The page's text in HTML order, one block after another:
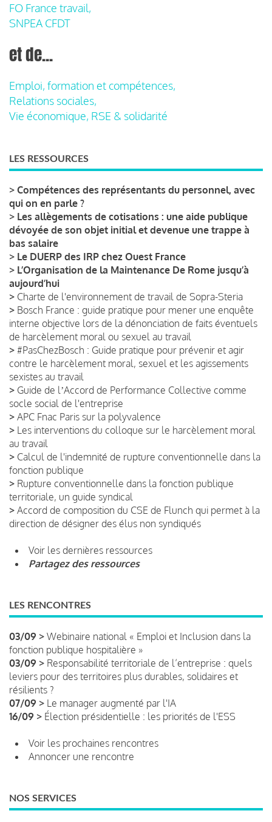
FO France travail,
SNPEA CFDT
et de...
Emploi, formation et compétences,
Relations sociales,
Vie économique, RSE & solidarité
LES RESSOURCES
> Compétences des représentants du personnel, avec
qui on en parle ?
> Les allègements de cotisations : une aide publique
dévoyée de son objet initial et devenue une trappe à
bas salaire
> Le DUERP des IRP chez Ouest France
> L’Organisation de la Maintenance De Rome jusqu’à
aujourd’hui
> Charte de l'environnement de travail de Sopra-Steria
> Bosch France : guide pratique pour mener une enquête
interne objective lors de la dénonciation de faits éventuels
de harcèlement moral ou sexuel au travail
> #PasChezBosch : Guide pratique pour prévenir et agir
contre le harcèlement moral, sexuel et les agissements
sexistes au travail
> Guide de lʼAccord de Performance Collective comme
socle social de l'entreprise
> APC Fnac Paris sur la polyvalence
> Les interventions du colloque sur le harcèlement moral
au travail
> Calcul de l'indemnité de rupture conventionnelle dans la
fonction publique
> Rupture conventionnelle dans la fonction publique
territoriale, un guide syndical
> Accord de composition du CSE de Flunch qui permet à la
direction de désigner des élus non syndiqués
Voir les dernières ressources
Partagez des ressources
LES RENCONTRES
03/09 > Webinaire national « Emploi et Inclusion dans la
fonction publique hospitalière »
03/09 > Responsabilité territoriale de l’entreprise : quels
leviers pour des territoires plus durables, solidaires et
résilients ?
07/09 > Le manager augmenté par l'IA
16/09 > Élection présidentielle : les priorités de l'ESS
Voir les prochaines rencontres
Annoncer une rencontre
NOS SERVICES